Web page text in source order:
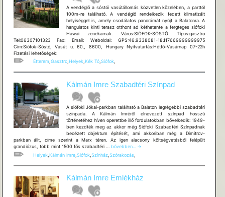
A vendéglő a sóstói vasútállomás közvetlen közelében, a parttól
100m-re található. A vendéglő rendelkezik fedett klimatizált
helyiséggel is, amely csodálatos panorámát nyújt a Balatonra. A
hangulatos kinti terasz otthont ad kéthetente a fergteges siófoki
Hawai zenekarnak. Város:SIÓFOK-SÓSTÓ Típus:gasztro
Tel:06307101323 Fax: Email: Weboldal: GPS:46.9338081-18.117669999999975
Cím:Siófok-Sóstó, Vasút u. 60., 8600, Hungary Nyitvatartás:Hétfő-Vasárnap 07-22h
Fizetési lehetõségek:
Étterem,Gasztro,Helyek,Kék Tó,Siófok,
Kálmán Imre Szabadtéri Színpad
A siófoki Jókai-parkban található a Balaton legrégebbi szabadtéri
színpada. A Kálmán Imréről elnevezett színpad hosszú
történetéhez híven operettbe illő fordulatokban bővelkedik: 1949-
ben kezdték meg az akkor még Siófoki Szabadtéri Színpadnak
becézett objektum építését, ami akkoriban még a Dimitrov-
parkban állt, címe szerint a Marx téren. Az igen alacsony költségvetésből felépült
grandiózus, több mint 1500 fős szabadtéri … Kálmán
Imre
Színpad
bővebben...
→
Helyek, Kálmán Imre, Siófok, Színház, Szórakozás,
Kálmán Imre Emlékház